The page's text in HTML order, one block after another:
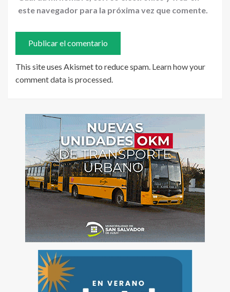
este navegador para la próxima vez que comente.
This site uses Akismet to reduce spam. Learn how your
comment data is processed